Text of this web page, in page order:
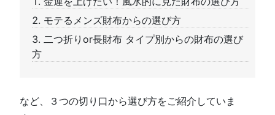
モテるメンズ財布からの選び方
二つ折りor長財布 タイプ別からの財布の選び
方
など、３つの切り口から選び方をご紹介していま